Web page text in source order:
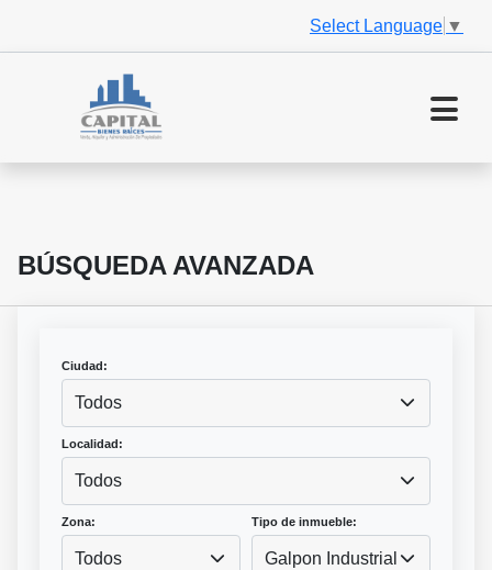
Select Language ▼
BÚSQUEDA AVANZADA
Ciudad:
Todos
Localidad:
Todos
Zona:
Todos
Tipo de inmueble:
Galpon Industrial